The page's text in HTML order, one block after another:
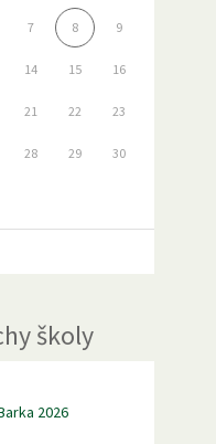
7 8 9
14 15 16
21 22 23
28 29 30
školy
2026